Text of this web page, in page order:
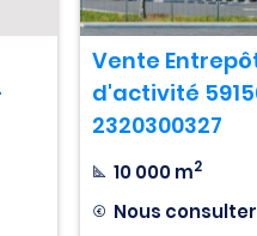
Vente
d'activité
2320300327
10 000 m2
Nous consulter